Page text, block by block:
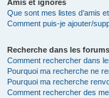
Amis et ignorés
Que sont mes listes d’amis
Comment puis-je ajouter/
Recherche dans les forums
Comment rechercher dans
Pourquoi ma recherche ne
Pourquoi ma recherche
Comment rechercher des